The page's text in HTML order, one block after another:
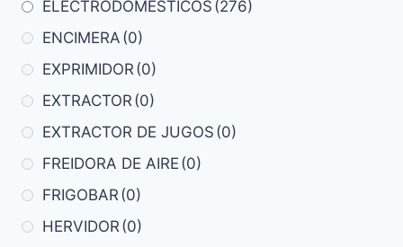
ELECTRODOMESTICOS (276)
ENCIMERA (0)
EXPRIMIDOR (0)
EXTRACTOR (0)
EXTRACTOR DE JUGOS (0)
FREIDORA DE AIRE (0)
FRIGOBAR (0)
HERVIDOR (0)